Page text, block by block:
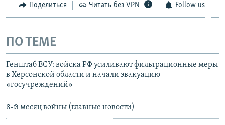
Поделиться Читать без VPN Follow us
ПО ТЕМЕ
Генштаб ВСУ: войска РФ усиливают фильтрационные меры
в Херсонской области и начали эвакуацию
«госучреждений»
8-й месяц войны (главные новости)